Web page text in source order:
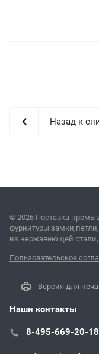
Назад к
© 2026 Поставка
из нержавеющей
Пользовательское
Версия для
Наши контакты
8-495-669-20-18